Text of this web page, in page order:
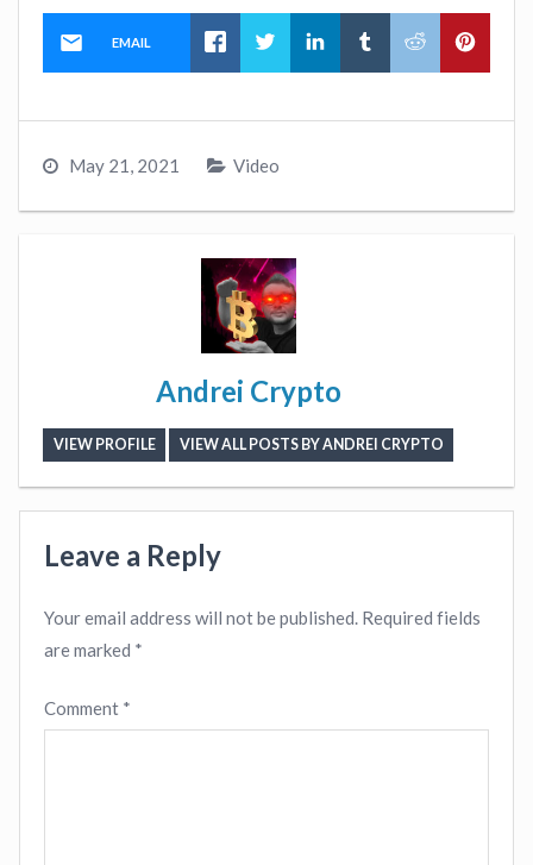
EMAIL
May 21, 2021 Video
Andrei Crypto
VIEW PROFILE VIEW ALL POSTS BY ANDREI CRYPTO
Leave a Reply
Your email address will not be published. Required fields
are marked *
Comment *